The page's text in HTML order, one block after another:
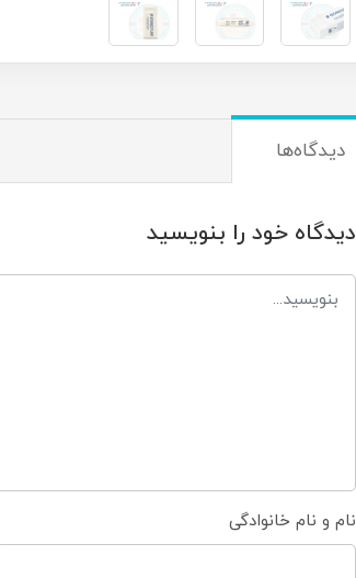
دیدگاه‌ها
دیدگاه خود را بنویسید
نام و نام خانوادگی